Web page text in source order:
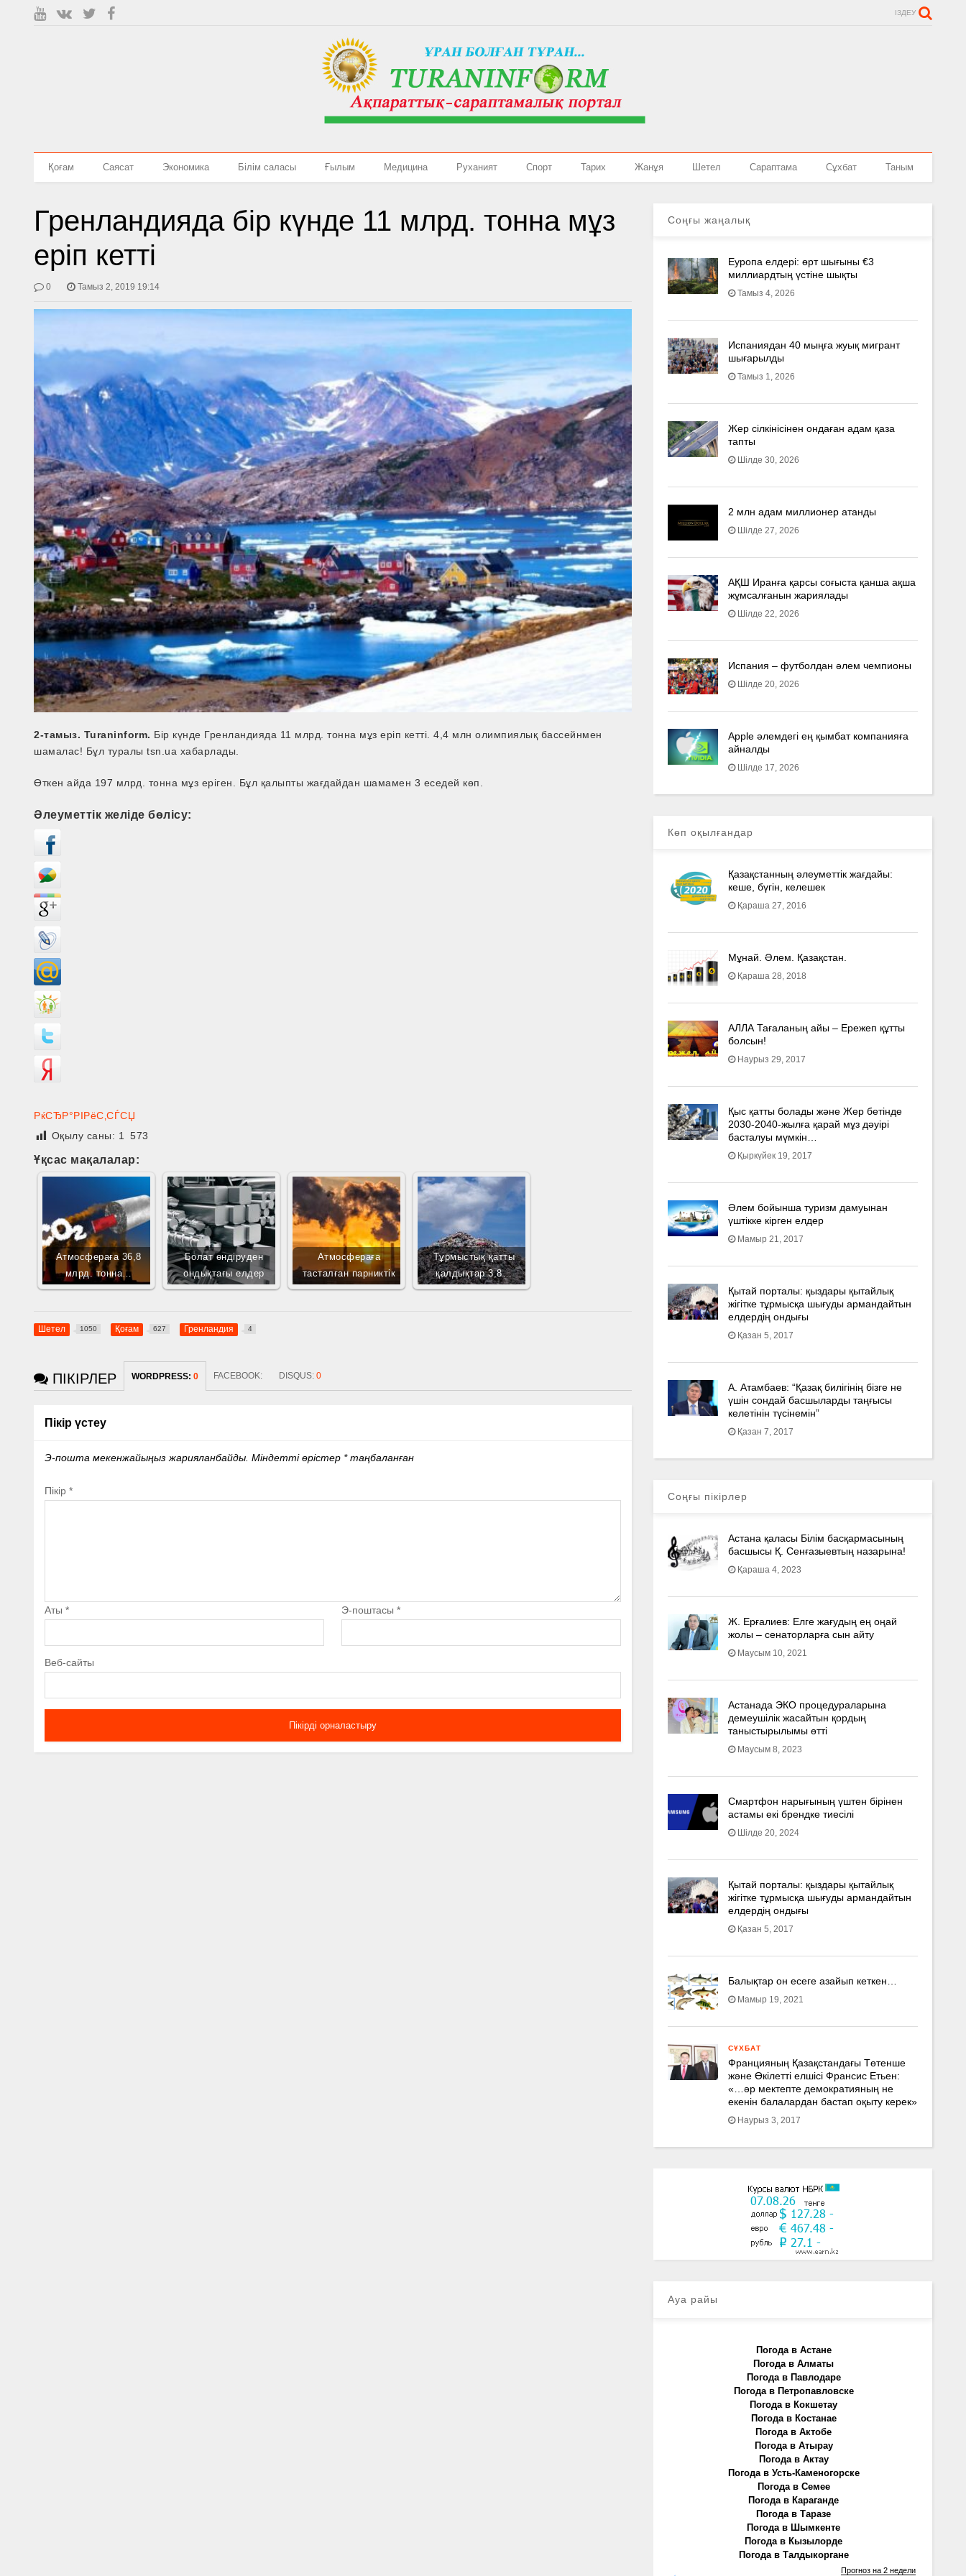
ІЗДЕУ
Қоғам Саясат Экономика Білім саласы Ғылым Медицина Руханият Спорт Тарих Жанұя Шетел Сараптама Сұхбат Таным
Гренландияда бір күнде 11 млрд. тонна мұз
еріп кетті
0 Тамыз 2, 2019 19:14
2-тамыз. Turaninform. Бір күнде Гренландияда 11 млрд. тонна мұз еріп кетті. 4,4 млн олимпиялық бассейнмен
шамалас! Бұл туралы tsn.ua хабарлады.
Өткен айда 197 млрд. тонна мұз еріген. Бұл қалыпты жағдайдан шамамен 3 еседей көп.
Әлеуметтік желіде бөлісу:
РќСЂР°РІРёС‚СЃСЏ
Оқылу саны: 1 573
Ұқсас мақалалар:
Атмосфераға 36,8
млрд. тонна…
Болат өндіруден
ондықтағы елдер
Атмосфераға
тасталған парниктік
Тұрмыстық қатты
қалдықтар 3,8…
Шетел 1050 Қоғам 627 Гренландия 4
ПІКІРЛЕР WORDPRESS:0 FACEBOOK: DISQUS:0
Пікір үстеу
Э-пошта мекенжайыңыз жарияланбайды.Міндетті өрістер *таңбаланған
Пікір*
Аты* Э-поштасы*
Веб-сайты
Соңғы жаңалық
Еуропа елдері: өрт шығыны €3
миллиардтың үстіне шықты
Тамыз 4, 2026
Испаниядан 40 мыңға жуық мигрант
шығарылды
Тамыз 1, 2026
Жер сілкінісінен ондаған адам қаза
тапты
Шілде 30, 2026
2 млн адам миллионер атанды
Шілде 27, 2026
АҚШ Иранға қарсы соғыста қанша ақша
жұмсалғанын жариялады
Шілде 22, 2026
Испания – футболдан әлем чемпионы
Шілде 20, 2026
Apple әлемдегі ең қымбат компанияға
айналды
Шілде 17, 2026
Көп оқылғандар
Қазақстанның әлеуметтік жағдайы:
кеше, бүгін, келешек
Қараша 27, 2016
Мұнай. Әлем. Қазақстан.
Қараша 28, 2018
АЛЛА Тағаланың айы – Ережеп құтты
болсын!
Наурыз 29, 2017
Қыс қатты болады және Жер бетінде
2030-2040­-жылға қарай мұз дәуірі
басталуы мүмкін…
Қыркүйек 19, 2017
Әлем бойынша туризм дамуынан
үштікке кірген елдер
Мамыр 21, 2017
Қытай порталы: қыздары қытайлық
жігітке тұрмысқа шығуды армандайтын
елдердің ондығы
Қазан 5, 2017
А. Атамбаев: “Қазақ билігінің бізге не
үшін сондай басшыларды таңғысы
келетінін түсінемін”
Қазан 7, 2017
Соңғы пікірлер
Астана қаласы Білім басқармасының
басшысы Қ. Сенғазыевтың назарына!
Қараша 4, 2023
Ж. Ерғалиев: Елге жағудың ең оңай
жолы – сенаторларға сын айту
Маусым 10, 2021
Астанада ЭКО процедураларына
демеушілік жасайтын қордың
таныстырылымы өтті
Маусым 8, 2023
Смартфон нарығының үштен бірінен
астамы екі брендке тиесілі
Шілде 20, 2024
Қытай порталы: қыздары қытайлық
жігітке тұрмысқа шығуды армандайтын
елдердің ондығы
Қазан 5, 2017
Балықтар он есеге азайып кеткен…
Мамыр 19, 2021
СҰХБАТ
Францияның Қазақстандағы Төтенше
және Өкілетті елшісі Франсис Етьен:
«…әр мектепте демократияның не
екенін балалардан бастап оқыту керек»
Наурыз 3, 2017
Ауа райы
Погода в Астане
Погода в Алматы
Погода в Павлодаре
Погода в Петропавловске
Погода в Кокшетау
Погода в Костанае
Погода в Актобе
Погода в Атырау
Погода в Актау
Погода в Усть-Каменогорске
Погода в Семее
Погода в Караганде
Погода в Таразе
Погода в Шымкенте
Погода в Кызылорде
Погода в Талдыкоргане
Прогноз на 2 недели